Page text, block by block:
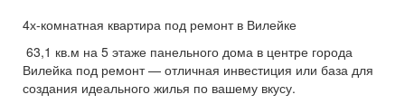
4х-комнатная квартира под ремонт в Вилейке
️ 63,1 кв.м на 5 этаже панельного дома в центре города
Вилейка под ремонт — отличная инвестиция или база для
создания идеального жилья по вашему вкусу.